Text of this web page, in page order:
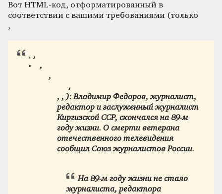
Вот HTML-код, отформатированный в
соответствии с вашими требованиями (только
,
, ,
,
,
,
, , ):Владимир Федоров, журналист,
редактор и заслуженный журналист
Киргизской ССР, скончался на 89-м
году жизни. О смерти ветерана
отечественного телевидения
сообщил Союз журналистов России.
На 89-м году жизни не стало
журналиста, редактора